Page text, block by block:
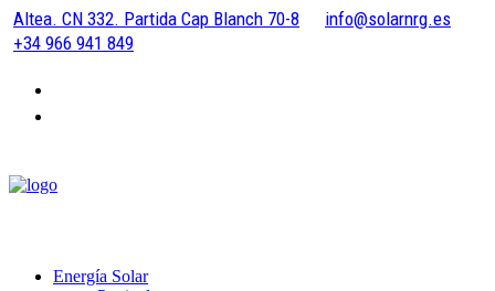
Altea. CN 332. Partida Cap Blanch 70-8
info@solarnrg.es
+34 966 941 849
Energía Solar